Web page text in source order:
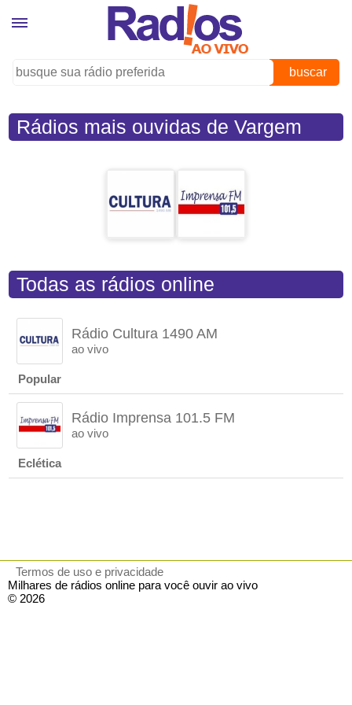
buscar
Rádios mais ouvidas de Vargem
Todas as rádios online
Rádio Cultura 1490 AM
ao vivo
Popular
Rádio Imprensa 101.5 FM
ao vivo
Eclética
Termos de uso e privacidade
Milhares de rádios online para você ouvir ao vivo
© 2026